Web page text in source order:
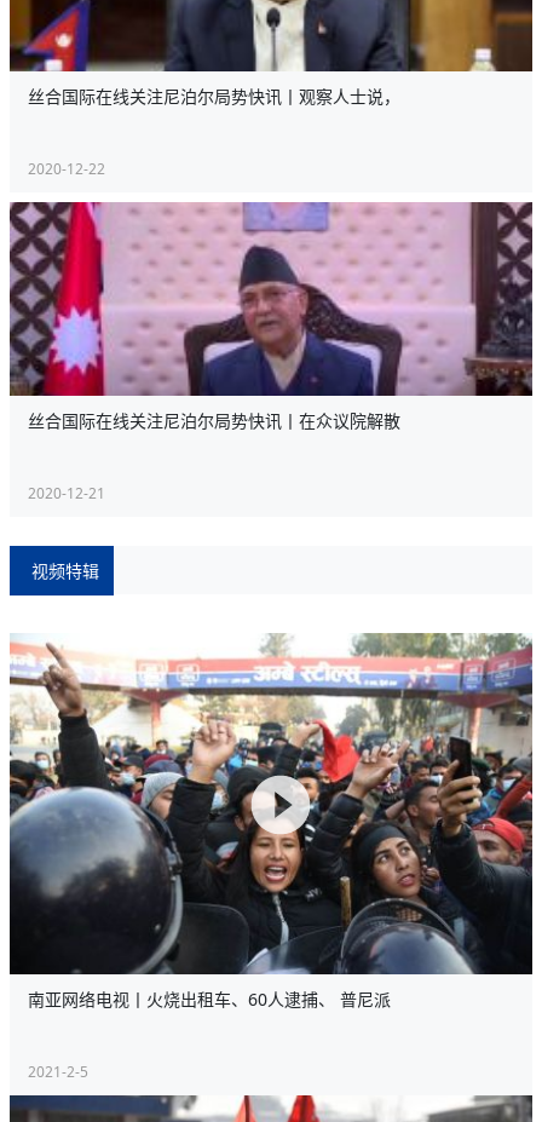
丝合国际在线关注尼泊尔局势快讯丨观察人士说，
2020-12-22
丝合国际在线关注尼泊尔局势快讯丨在众议院解散
2020-12-21
视频特辑
南亚网络电视丨火烧出租车、60人逮捕、 普尼派
2021-2-5